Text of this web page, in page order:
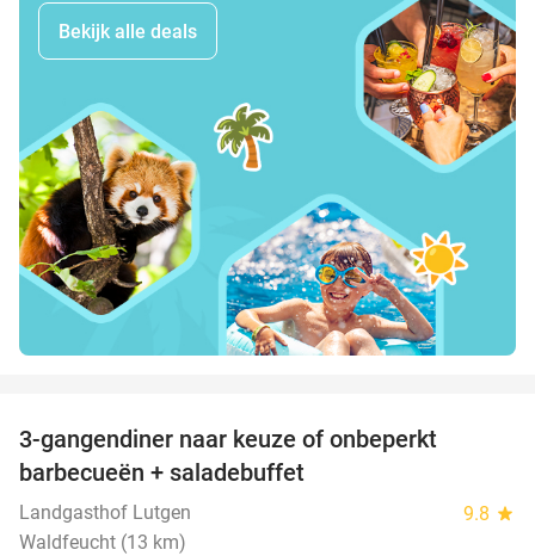
Bekijk alle deals
3-gangendiner naar keuze of onbeperkt
barbecueën + saladebuffet
Landgasthof Lutgen 9.8 star
Waldfeucht (13 km)